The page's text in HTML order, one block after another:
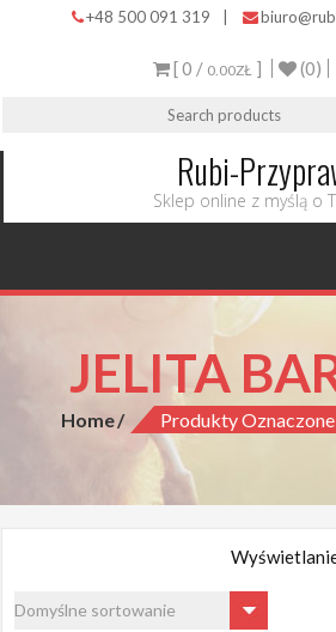
+48 500 091 319
[ 0 / 0.00ZŁ ] (0)
Rubi-
Sklep online z myślą o
JELITA
Home Produkty